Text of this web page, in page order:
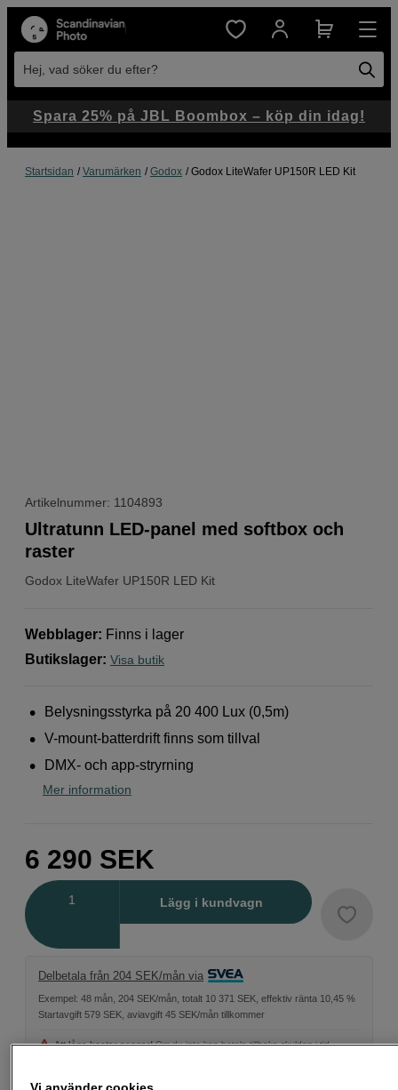
Hej, vad söker du efter?
Startsidan Varumärken Godox Godox LiteWafer UP150R LED Kit
Artikelnummer: 1104893
Godox LiteWafer UP150R LED Kit
Ultratunn LED-panel med softbox och
raster
Webblager: Finns i lager
Butikslager: Visa butik
Belysningsstyrka på 20 400 Lux (0,5m)
V-mount-batterdrift finns som tillval
DMX- och app-stryrning
Mer information
6 290 SEK
Lägg i kundvagn
Delbetala från 204 SEK/mån via
Exempel: 48 mån, 204 SEK/mån, totalt 10 371 SEK, effektiv ränta 10,45 %
Startavgift 579 SEK, aviavgift 45 SEK/mån tillkommer
Att låna kostar pengar! Om du inte kan betala tillbaka skulden i tid
och skuldrådgivningen i din kommun. Kontaktuppgifter finns på
Spara 25% på JBL Boombox – köp din idag!